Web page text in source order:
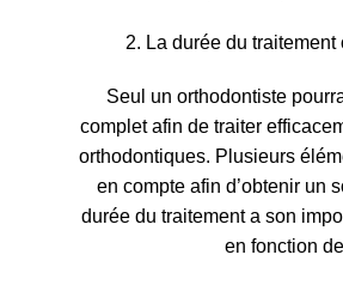
2. La durée du
Seul un orthodontiste
complet afin de traiter
orthodontiques. Plusieurs
en compte afin d’obtenir un
durée du traitement a son
en fonction